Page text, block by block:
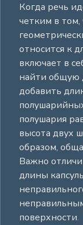
Когда речь
четким в
относится к
включает в
найти общую
добавить
полушария
высота двух
образом,
Важно
длины
поверхности.